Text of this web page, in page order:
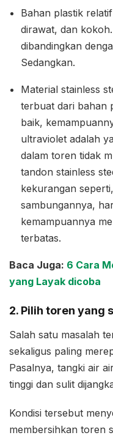
Bahan plastik
dirawat, dan
dibandingkan
Sedangkan.
Material stainless
terbuat dari bahan
baik,
ultraviolet adalah
dalam toren tidak
tandon stainless
kekurangan
sambungannya,
kemampuannya
terbatas.
Baca Juga: 6 Cara
yang Layak dicoba
2. Pilih toren yang
Salah satu masalah
sekaligus paling
Pasalnya, tangki air
tinggi dan sulit
Kondisi tersebut
membersihkan toren